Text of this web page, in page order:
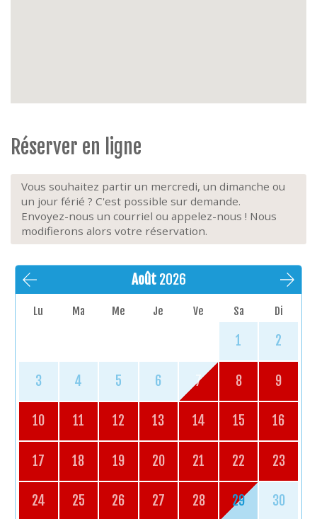
Réserver en ligne
Vous souhaitez partir un mercredi, un dimanche ou
un jour férié ? C'est possible sur demande.
Envoyez-nous un courriel ou appelez-nous ! Nous
modifierons alors votre réservation.
Août 2026
Lu Ma Me Je Ve Sa Di
1 2
3 4 5 6 7 8 9
10 11 12 13 14 15 16
17 18 19 20 21 22 23
24 25 26 27 28 29 30